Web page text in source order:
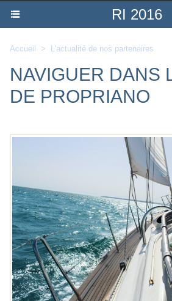
RI 2016
Accueil > L'actualité de nos partenaires
NAVIGUER DANS
DE PROPRIANO